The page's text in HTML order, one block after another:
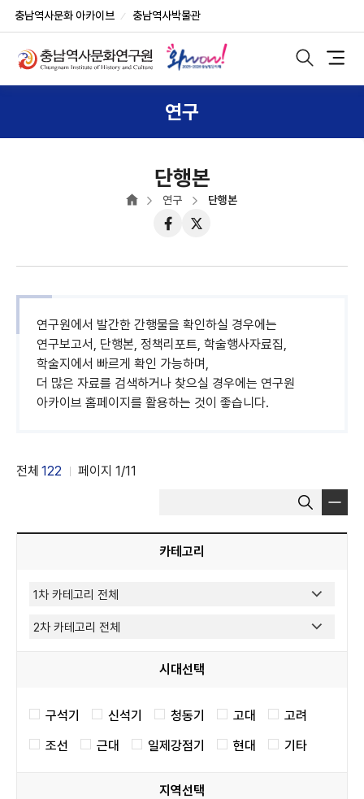
충남역사문화 아카이브
충남역사박물관
모
일
버
연구
단행본
연구 단행본
페
스
트
터
연구원에서 발간한 간행물을 확인하실 경우에는
연구보고서, 단행본, 정책리포트, 학술행사자료집,
학술지에서 빠르게 확인 가능하며,
더 많은 자료를 검색하거나 찾으실 경우에는 연구원
아카이브 홈페이지를 활용하는 것이 좋습니다.
전체 122 페이지 1/11
물
선
어
입
카테고리
시대선택
구석기 신석기 청동기 고대
고려
조선
근대 일제강점기 현대 기타
지역선택